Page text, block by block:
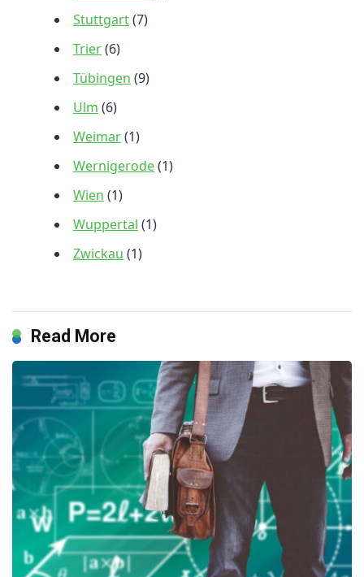
Stuttgart(7)
Trier(6)
Tübingen (9)
Ulm (6)
Weimar(1)
Wernigerode(1)
Wien (1)
Wuppertal (1)
Zwickau (1)
Read More